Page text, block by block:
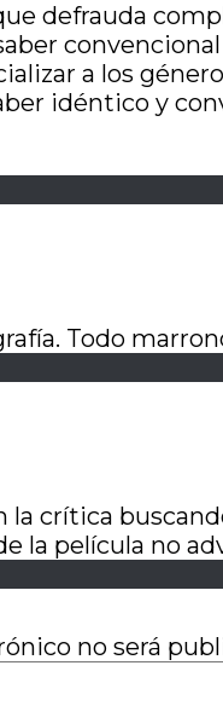
defrauda
a los
idéntico y
Todo
crítica
la película no
no será